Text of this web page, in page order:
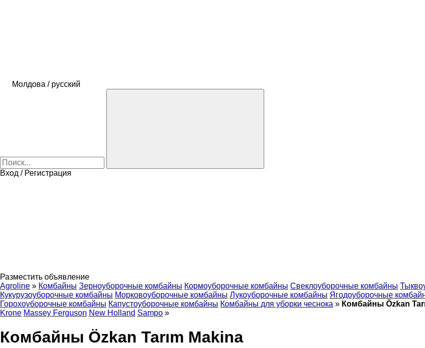
Молдова / русский
Вход / Регистрация
Разместить объявление
Agroline » Комбайны Зерноуборочные комбайны Кормоуборочные комбайны Свеклоуборочные комбайны
Кукурузоуборочные комбайны Морковоуборочные комбайны Лукоуборочные комбайны Ягодоуборочные
Горохоуборочные комбайны Капустоуборочные комбайны Комбайны для уборки чеснока » Комбайны Özkan
Krone Massey Ferguson New Holland Sampo »
Комбайны Özkan Tarım Makina